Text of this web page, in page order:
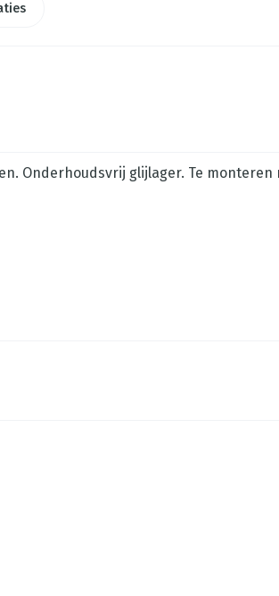
Onderhoudsvrij glijlager. Te